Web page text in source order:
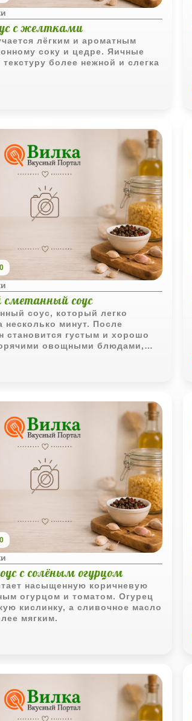
с желтками
лёгким и ароматным
соку и цедре. Яичные
более нежной и слегка
0
сметанный соус
соус, который легко
несколько минут. После
становится густым и хорошо
овощными блюдами,
запеканками.
0
с солёным огурцом
насыщенную коричневую
огурцом и томатом. Огурец
кислинку, а сливочное масло
мягким.